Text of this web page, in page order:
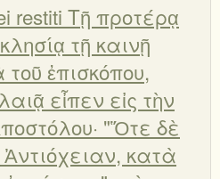
restiti Τῇ προτέρᾳ
τῇ καινῇ
ἐπισκόπου,
εἶπεν εἰς τὴν
"Ὅτε δὲ
κατὰ